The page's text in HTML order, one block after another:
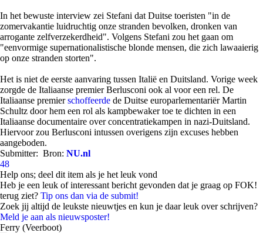
In het bewuste interview zei Stefani dat Duitse toeristen "in de
zomervakantie luidruchtig onze stranden bevolken, dronken van
arrogante zelfverzekerdheid". Volgens Stefani zou het gaan om
"eenvormige supernationalistische blonde mensen, die zich lawaaierig
op onze stranden storten".
Het is niet de eerste aanvaring tussen Italië en Duitsland. Vorige week
zorgde de Italiaanse premier Berlusconi ook al voor een rel. De
Italiaanse premierschoffeerde de Duitse europarlementariër Martin
Schultz door hem een rol als kampbewaker toe te dichten in een
Italiaanse documentaire over concentratiekampen in nazi-Duitsland.
Hiervoor zou Berlusconi intussen overigens zijn excuses hebben
aangeboden.
Submitter: Bron: NU.nl
48
Help ons; deel dit item als je het leuk vond
Heb je een leuk of interessant bericht gevonden dat je graag op FOK!
terug ziet? Tip ons dan via de submit!
Zoek jij altijd de leukste nieuwtjes en kun je daar leuk over schrijven?
Meld je aan als nieuwsposter!
Ferry (Veerboot)